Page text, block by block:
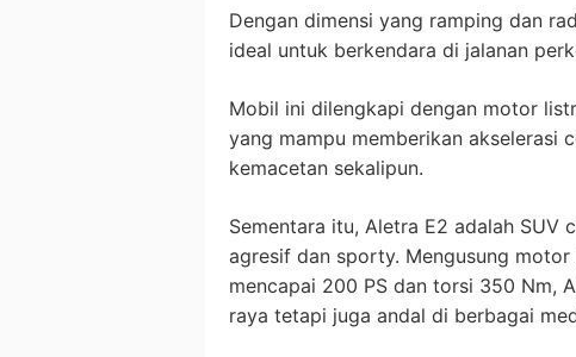
Dengan dimensi yang ramping dan
ideal untuk berkendara di jalanan
Mobil ini dilengkapi dengan motor
yang mampu memberikan akselerasi
kemacetan sekalipun.
Sementara itu, Aletra E2 adalah SUV
agresif dan sporty. Mengusung
mencapai 200 PS dan torsi 350 Nm,
raya tetapi juga andal di berbagai